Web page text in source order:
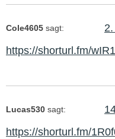
Cole4605 sagt:
https://shorturl.fm/
Lucas530 sagt:
https://shorturl.fm/